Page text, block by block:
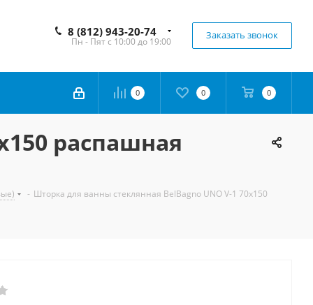
8 (812) 943-20-74
Пн - Пят с 10:00 до 19:00
Заказать звонок
0 0 0
распашная
- Шторка для ванны стеклянная BelBagno UNO V-1 70х150